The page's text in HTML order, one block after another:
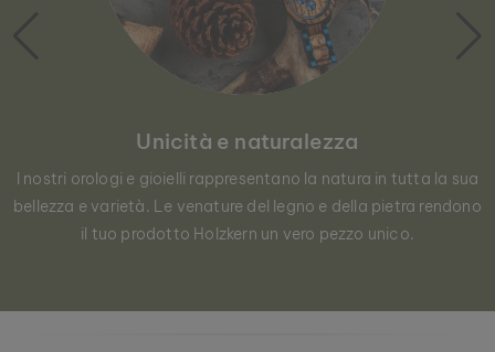
Unicità e naturalezza
I nostri orologi e gioielli rappresentano la natura in tutta la sua
bellezza e varietà. Le venature del legno e della pietra rendono
il tuo prodotto Holzkern un vero pezzo unico.